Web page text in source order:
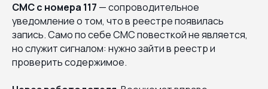
СМС с номера 117 — сопроводительное
уведомление о том, что в реестре появилась
запись. Само по себе СМС повесткой не является,
но служит сигналом: нужно зайти в реестр и
проверить содержимое.